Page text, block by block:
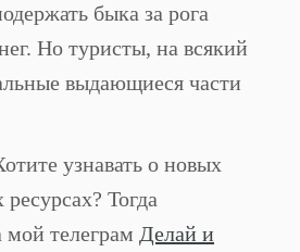
быка за рога
Но туристы, на всякий
выдающиеся части
узнавать о новых
Тогда
мой телеграм Делай и